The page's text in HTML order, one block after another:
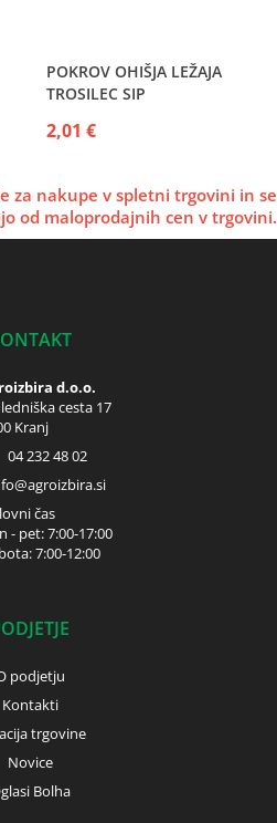
POKROV OHIŠJA LEŽAJA
TROSILEC SIP
2,01 €
za nakupe v spletni trgovini in se
od maloprodajnih cen v trgovini.
d.o.o.
cesta 17
Kranj
04 232 48 02
agroizbira.si
čas
- pet: 7:00-17:00
7:00-12:00
podjetju
Kontakti
trgovine
Novice
Bolha